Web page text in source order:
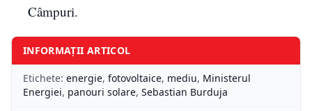
Câmpuri.
INFORMAȚII ARTICOL
Etichete: energie, fotovoltaice, mediu, Ministerul
Energiei, panouri solare, Sebastian Burduja